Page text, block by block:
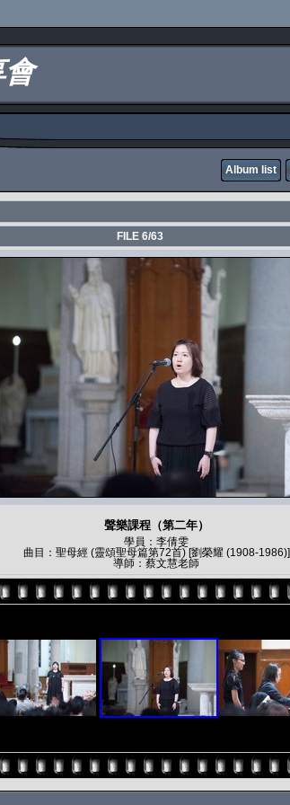
Album list
FILE 6/63
聲樂課程（第二年）
學員：李倩雯
曲目：聖母經 (靈頌聖母篇第72首) [劉榮耀 (1908-1986)]
導師：蔡文慧老師